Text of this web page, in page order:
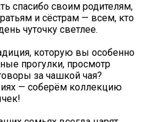
спасибо своим родителям,
и сёстрам — всем, кто
чуточку светлее.
которую вы особенно
прогулки, просмотр
за чашкой чая?
— соберём коллекцию